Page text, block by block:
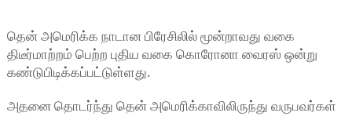
தென் அமெரிக்க நாடான பிரேசிலில் மூன்றாவது வகை
திடீர்மாற்றம் பெற்ற புதிய வகை கொரோனா வைரஸ் ஒன்று
கண்டுபிடிக்கப்பட்டுள்ளது.
அதனை தொடர்ந்து தென் அமெரிக்காவிலிருந்து வருபவர்கள்